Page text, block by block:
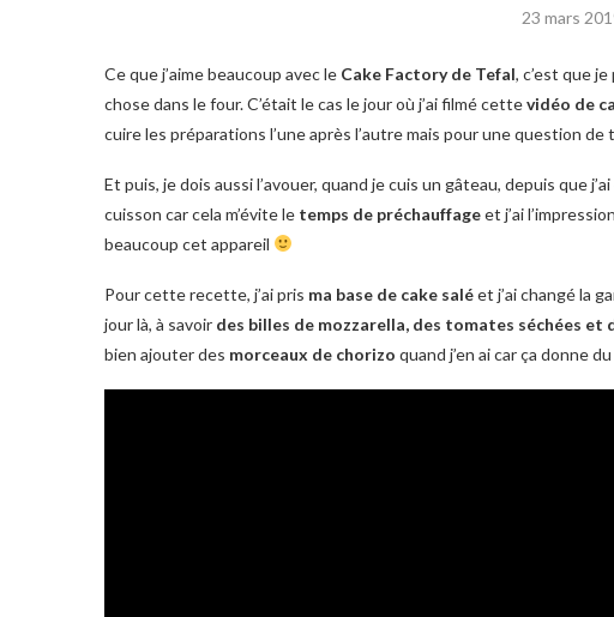
23 mars
Ce que j’aime beaucoup avec le Cake Factory de Tefal, c’est que
chose dans le four. C’était le cas le jour où j’ai filmé cettevidéo de
cuire les préparations l’une après l’autre mais pour une question de
Et puis, je dois aussi l’avouer, quand je cuis un gâteau, depuis que
cuisson car cela m’évite le temps de préchauffageet j’ai
beaucoup cet appareil
Pour cette recette, j’ai pris ma base de cake saléet j’ai changé la
jour là, à savoir des billes de mozzarella, des tomates séchées et
bien ajouter des morceaux de chorizo quand j’en ai car ça donne